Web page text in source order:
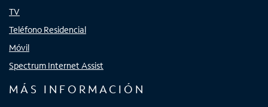
TV
Teléfono Residencial
Móvil
Spectrum Internet Assist
MÁS INFORMACIÓN